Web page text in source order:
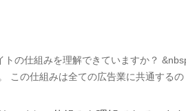
の仕組みを理解できていますか？
この仕組みは全ての広告業に共通するの